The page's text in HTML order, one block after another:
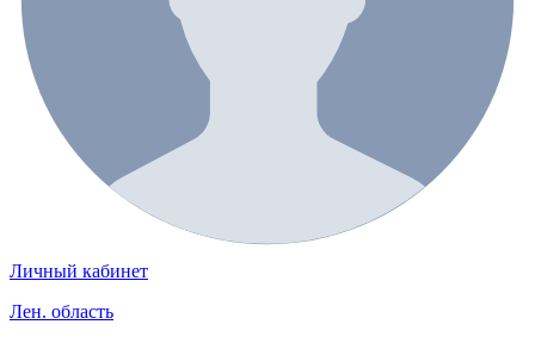
Личный кабинет
Лен. область